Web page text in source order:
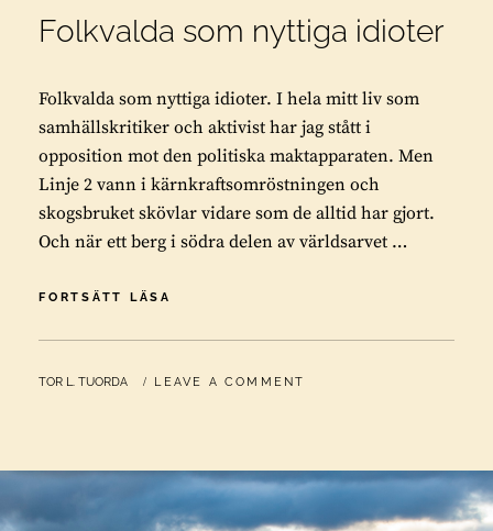
Folkvalda som nyttiga idioter
Folkvalda som nyttiga idioter. I hela mitt liv som
samhällskritiker och aktivist har jag stått i
opposition mot den politiska maktapparaten. Men
Linje 2 vann i kärnkraftsomröstningen och
skogsbruket skövlar vidare som de alltid har gjort.
Och när ett berg i södra delen av världsarvet …
FORTSÄTT LÄSA
NYTTIGA
BY
TOR L. TUORDA LEAVE A COMMENT